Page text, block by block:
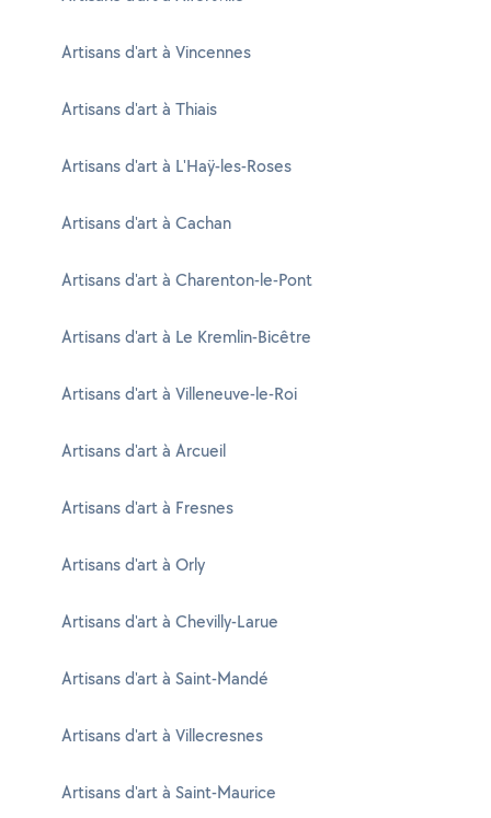
Artisans d'art à Vincennes
Artisans d'art à Thiais
Artisans d'art à L'Haÿ-les-Roses
Artisans d'art à Cachan
Artisans d'art à Charenton-le-Pont
Artisans d'art à Le Kremlin-Bicêtre
Artisans d'art à Villeneuve-le-Roi
Artisans d'art à Arcueil
Artisans d'art à Fresnes
Artisans d'art à Orly
Artisans d'art à Chevilly-Larue
Artisans d'art à Saint-Mandé
Artisans d'art à Villecresnes
Artisans d'art à Saint-Maurice